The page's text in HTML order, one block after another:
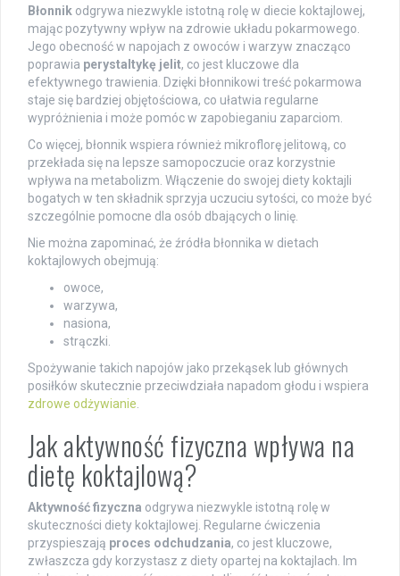
Błonnik odgrywa niezwykle istotną rolę w diecie koktajlowej,
mając pozytywny wpływ na zdrowie układu pokarmowego.
Jego obecność w napojach z owoców i warzyw znacząco
poprawia perystaltykę jelit, co jest kluczowe dla
efektywnego trawienia. Dzięki błonnikowi treść pokarmowa
staje się bardziej objętościowa, co ułatwia regularne
wypróżnienia i może pomóc w zapobieganiu zaparciom.
Co więcej, błonnik wspiera również mikroflorę jelitową, co
przekłada się na lepsze samopoczucie oraz korzystnie
wpływa na metabolizm. Włączenie do swojej diety koktajli
bogatych w ten składnik sprzyja uczuciu sytości, co może być
szczególnie pomocne dla osób dbających o linię.
Nie można zapominać, że źródła błonnika w dietach
koktajlowych obejmują:
owoce,
warzywa,
nasiona,
strączki.
Spożywanie takich napojów jako przekąsek lub głównych
posiłków skutecznie przeciwdziała napadom głodu i wspiera
zdrowe odżywianie.
Jak aktywność fizyczna wpływa na
dietę koktajlową?
Aktywność fizyczna odgrywa niezwykle istotną rolę w
skuteczności diety koktajlowej. Regularne ćwiczenia
przyspieszają proces odchudzania, co jest kluczowe,
zwłaszcza gdy korzystasz z diety opartej na koktajlach. Im